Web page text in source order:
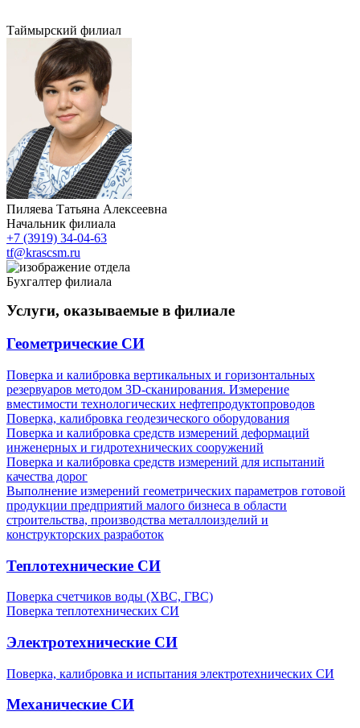
Таймырский филиал
Пиляева Татьяна Алексеевна
Начальник филиала
+7 (3919) 34-04-63
tf@krascsm.ru
Бухгалтер филиала
Услуги, оказываемые в филиале
Геометрические СИ
Поверка и калибровка вертикальных и горизонтальных
резервуаров методом 3D-сканирования. Измерение
вместимости технологических нефтепродуктопроводов
Поверка, калибровка геодезического оборудования
Поверка и калибровка средств измерений деформаций
инженерных и гидротехнических сооружений
Поверка и калибровка средств измерений для испытаний
качества дорог
Выполнение измерений геометрических параметров готовой
продукции предприятий малого бизнеса в области
строительства, производства металлоизделий и
конструкторских разработок
Теплотехнические СИ
Поверка счетчиков воды (ХВС, ГВС)
Поверка теплотехнических СИ
Электротехнические СИ
Поверка, калибровка и испытания электротехнических СИ
Механические СИ